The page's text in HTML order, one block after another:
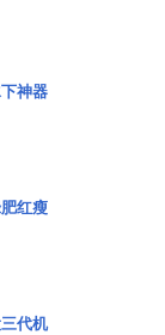
神器
红瘦
代机